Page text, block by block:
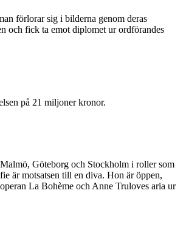
förlorar sig i bilderna genom deras
och fick ta emot diplomet ur ordförandes
på 21 miljoner kronor.
Göteborg och Stockholm i roller som
är motsatsen till en diva. Hon är öppen,
La Bohème och Anne Truloves aria ur